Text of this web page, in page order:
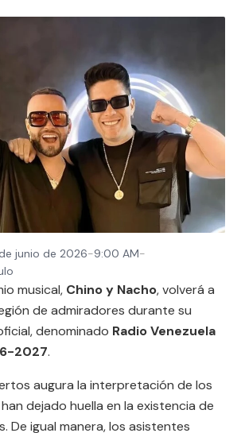
junio de 2026-9:00 AM-
musical, Chino y Nacho, volverá a
de admiradores durante su
denominado Radio Venezuela
2027.
augura la interpretación de los
dejado huella en la existencia de
De igual manera, los asistentes